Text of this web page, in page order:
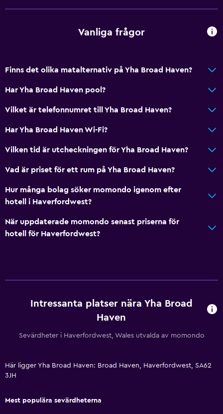
Brandsläckare
Utomhus
Terrass/uteplats
Trädgård
Sällskapsspel/pussel
Biljardbord
Heltäckningsmatta
Gatuparkering
Gratis parkering
Vanliga frågor
Finns det olika matalternativ på Yha Broad Haven?
Har Yha Broad Haven pool?
Vilket är telefonnumret till Yha Broad Haven?
Har Yha Broad Haven Wi-Fi?
Vilken tid är utcheckningen för Yha Broad Haven?
Vad är priset för ett rum på Yha Broad Haven?
Hur många bolag söker momondo igenom efter
hotell i Haverfordwest?
När uppdaterade momondo senast priserna för
hotell för Haverfordwest?
Intressanta platser nära Yha Broad
Haven
Sevärdheter i Haverfordwest, Wales utvalda av momondo
Här ligger Yha Broad Haven: Broad Haven, Haverfordwest, SA62
3JH
Mest populära sevärdheterna